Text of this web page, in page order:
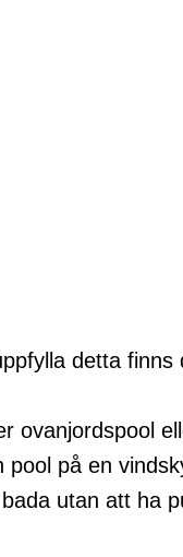
detta finns
ovanjordspool
på en
utan att ha